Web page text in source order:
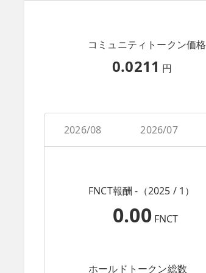
コミュニティトークン価格
0.0211 円
2026/08 2026/07
FNCT報酬 -（2025 / 1）
0.00 FNCT
ホールドトークン総数